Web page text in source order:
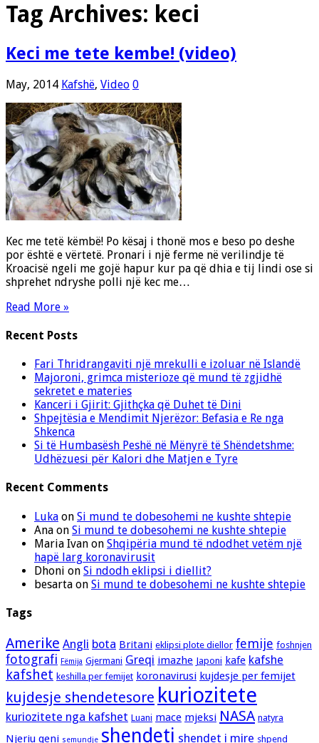
Tag Archives: keci
Keci me tete kembe! (video)
May, 2014 Kafshë, Video 0
Kec me tetë këmbë! Po kësaj i thonë mos e beso po deshe
por është e vërtetë. Pronari i një ferme në verilindje të
Kroacisë ngeli me gojë hapur kur pa që dhia e tij lindi ose si
shprehet ndryshe polli një kec me…
Read More »
Recent Posts
Fari Thridrangaviti një mrekulli e izoluar në Islandë
Majoroni, grimca misterioze që mund të zgjidhë
sekretet e materies
Kanceri i Gjirit: Gjithçka që Duhet të Dini
Shpejtësia e Mendimit Njerëzor: Befasia e Re nga
Shkenca
Si të Humbasësh Peshë në Mënyrë të Shëndetshme:
Udhëzuesi për Kalori dhe Matjen e Tyre
Recent Comments
Luka on Si mund te dobesohemi ne kushte shtepie
Ana on Si mund te dobesohemi ne kushte shtepie
Maria Ivan on Shqipëria mund të ndodhet vetëm një
hapë larg koronavirusit
Dhoni on Si ndodh eklipsi i diellit?
besarta on Si mund te dobesohemi ne kushte shtepie
Tags
Amerike Angli bota Britani eklipsi plote diellor femije foshnjen
fotografi Fëmija Gjermani Greqi imazhe Japoni kafe kafshe
kafshet keshilla per femijet koronavirusi kujdesje per femijet
kujdesje shendetesore kuriozitete
kuriozitete nga kafshet Luani mace mjeksi NASA natyra
Njeriu qeni semundje shendeti shendet i mire shpend